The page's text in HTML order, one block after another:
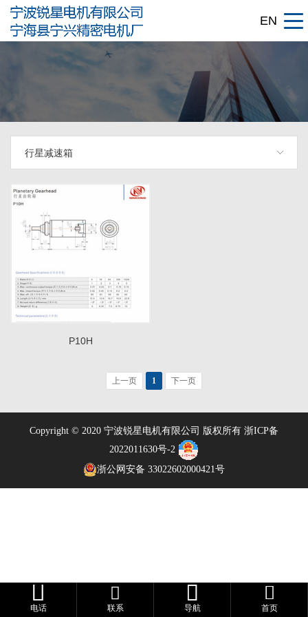
EN
行星减速箱
P10H
上一页 1 下一页
Copyright © 2020 宁波锐星电机有限公司 版权所有 浙ICP备
2022011630号-2
浙公网安备 33022602000421号

电话 联系

导航

首页